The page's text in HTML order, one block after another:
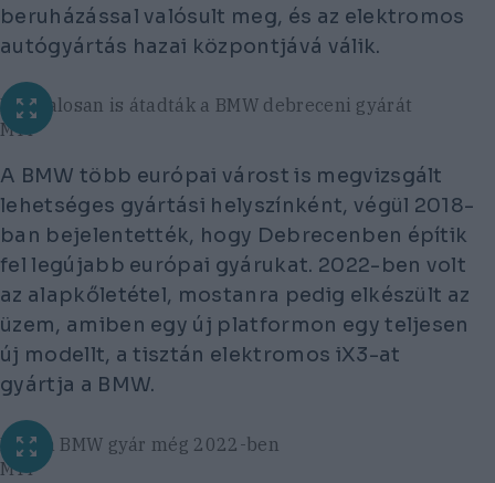
beruházással valósult meg, és az elektromos
autógyártás hazai központjává válik.
Hivatalosan is átadták a BMW debreceni gyárát
MTI
A BMW több európai várost is megvizsgált
lehetséges gyártási helyszínként, végül 2018-
ban bejelentették, hogy Debrecenben építik
fel legújabb európai gyárukat. 2022-ben volt
az alapkőletétel, mostanra pedig elkészült az
üzem, amiben egy új platformon egy teljesen
új modellt, a tisztán elektromos iX3-at
gyártja a BMW.
Épül a BMW gyár még 2022-ben
MTI